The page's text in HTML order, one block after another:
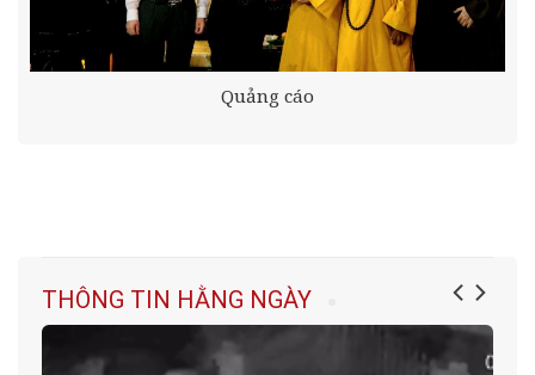
Quảng cáo
THÔNG TIN HẰNG NGÀY